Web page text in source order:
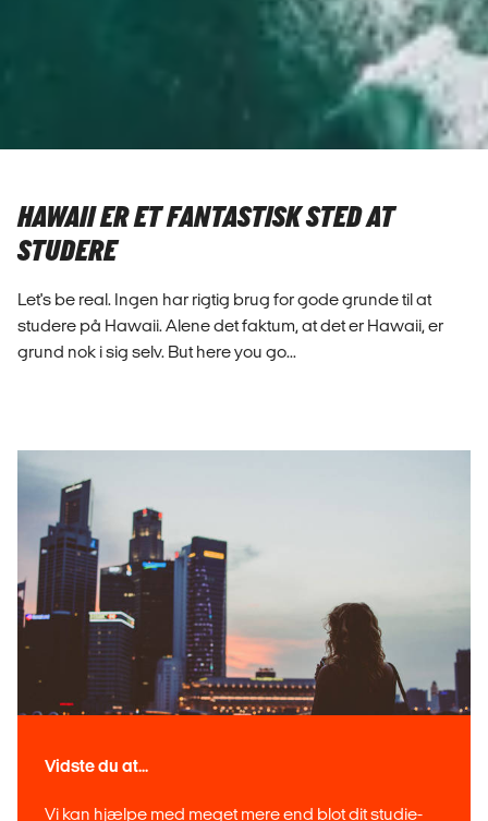
HAWAII ER ET FANTASTISK STED AT
STUDERE
Let's be real. Ingen har rigtig brug for gode grunde til at
studere på Hawaii. Alene det faktum, at det er Hawaii, er
grund nok i sig selv. But here you go...
Vidste du at...
Vi kan hjælpe med meget mere end blot dit studie-